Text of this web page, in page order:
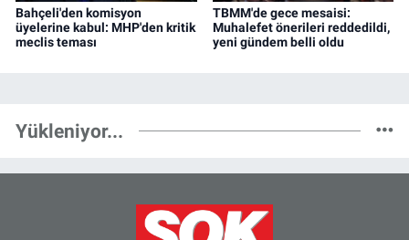
Bahçeli'den komisyon
üyelerine kabul: MHP'den kritik
meclis teması
TBMM'de gece mesaisi:
Muhalefet önerileri reddedildi,
yeni gündem belli oldu
Yükleniyor...